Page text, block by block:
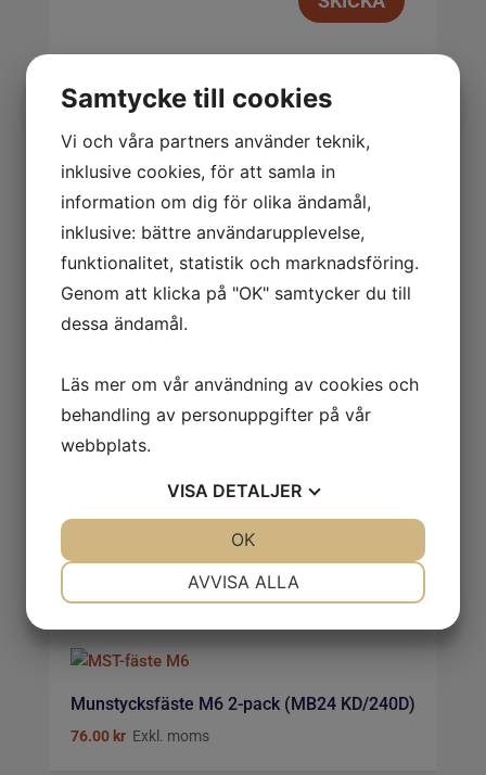
Relaterade produkter
Kontaktrör Svetsmunstycke M6 för 0,8mm’s
Exkl. moms
Kontaktrör Svetsmunstycke M6 för 1,0mm’s
tråd
Munstycksfäste M6 2-pack (MB24 KD/240D)
76.00 krExkl. moms
Samtycke till cookies
Vi och våra partners använder teknik,
inklusive cookies, för att samla in
information om dig för olika ändamål,
inklusive: bättre användarupplevelse,
funktionalitet, statistik och marknadsföring.
Genom att klicka på "OK" samtycker du till
dessa ändamål.
Läs mer om vår användning av cookies och
behandling av personuppgifter på vår
webbplats.
VISA DETALJER
AVVISA ALLA
OK